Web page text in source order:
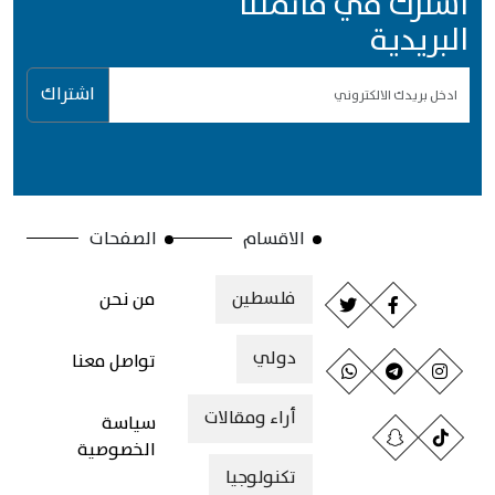
البريدية
اشتراك
الاقسام
فلسطين
دولي
أراء ومقالات
تكنولوجيا
الصفحات
من نحن
تواصل معنا
سياسة
الخصوصية